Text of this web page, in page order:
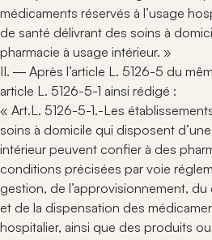
médicaments réservés à l’usage
de santé délivrant des soins à
pharmacie à usage intérieur. »
II. ― Après l’article L. 5126-5 du
article L. 5126-5-1 ainsi rédigé :
« Art.L. 5126-5-1.-Les
soins à domicile qui disposent
intérieur peuvent confier à des
conditions précisées par voie
gestion, de l’approvisionnement,
et de la dispensation des
hospitalier, ainsi que des produits